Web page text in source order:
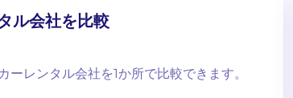
ル会社を比較
ーレンタル会社を1か所で比較できます。